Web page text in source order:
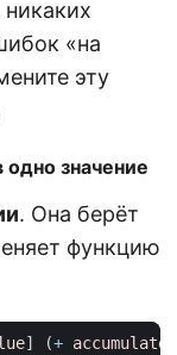
«на
эту
значение
. Она берёт
функцию
] (+ accumulated